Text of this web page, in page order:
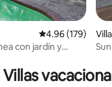
reseñas
Calificación
4.96 (179)
con jardín y
Villas